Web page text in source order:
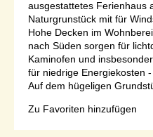
ausgestattetes Ferienhaus
Naturgrunstück mit für
Hohe Decken im
nach Süden sorgen für
Kaminofen und
für niedrige Energiekosten
Auf dem hügeligen
Zu Favoriten hinzufügen